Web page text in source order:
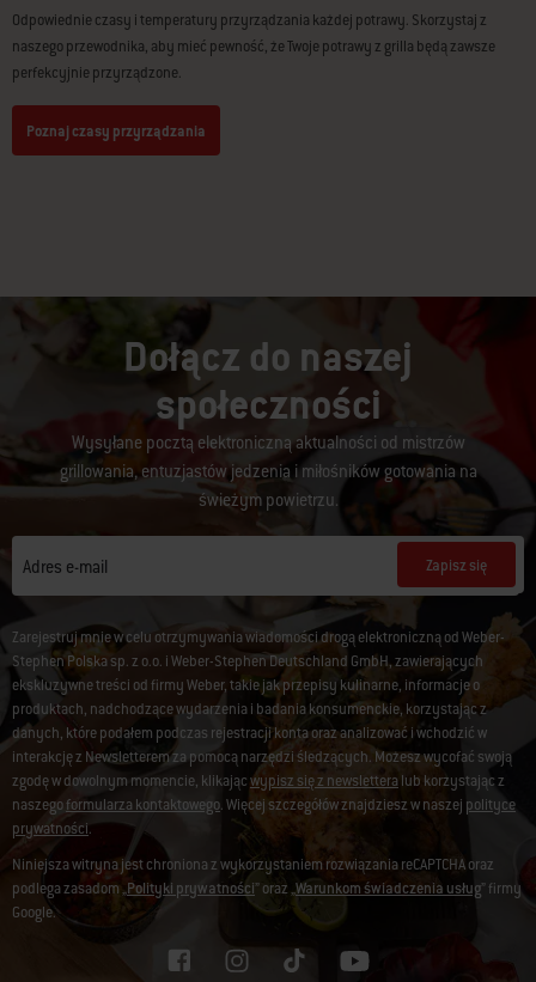
Odpowiednie czasy i temperatury przyrządzania każdej potrawy. Skorzystaj z
naszego przewodnika, aby mieć pewność, że Twoje potrawy z grilla będą zawsze
perfekcyjnie przyrządzone.
Poznaj czasy przyrządzania
Dołącz do naszej
społeczności
Wysyłane pocztą elektroniczną aktualności od mistrzów
grillowania, entuzjastów jedzenia i miłośników gotowania na
świeżym powietrzu.
Adres e-mail Zapisz się
Zarejestruj mnie w celu otrzymywania wiadomości drogą elektroniczną od Weber-
Stephen Polska sp. z o.o. i Weber-Stephen Deutschland GmbH, zawierających
ekskluzywne treści od firmy Weber, takie jak przepisy kulinarne, informacje o
produktach, nadchodzące wydarzenia i badania konsumenckie, korzystając z
danych, które podałem podczas rejestracji konta oraz analizować i wchodzić w
interakcję z Newsletterem za pomocą narzędzi śledzących. Możesz wycofać swoją
zgodę w dowolnym momencie, klikającwypisz się z newslettera lub korzystając z
naszegoformularza kontaktowego. Więcej szczegółów znajdziesz w naszej polityce
prywatności.
Niniejsza witryna jest chroniona z wykorzystaniem rozwiązania reCAPTCHA oraz
podlega zasadom „Polityki prywatności” oraz „Warunkom świadczenia usług” firmy
Google.